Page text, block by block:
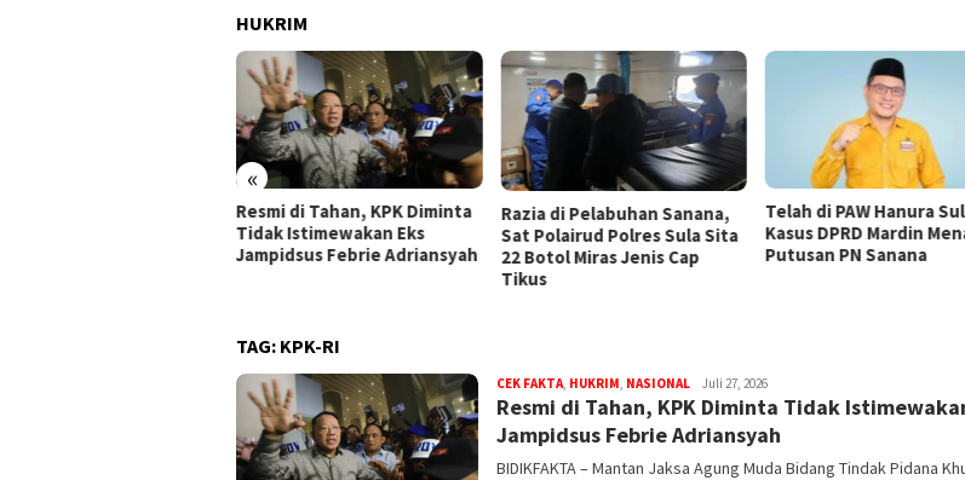
HUKRIM
«
Razia di Pelabuhan Sanana,
Sat Polairud Polres Sula Sita
22 Botol Miras Jenis Cap
Telah di PAW Hanura Sula,
Kasus DPRD Mardin Menanti
Putusan PN Sanana
Jamwas Kejagung:
Hukum Eks Jampidsus
Adriansyah Masih Saksi
TAG: KPK-RI
CEK FAKTA HUKRIM NASIONAL bidikfakta.id
Juli 27, 2026
Resmi di Tahan, KPK Diminta Tidak
Jampidsus Febrie Adriansyah
BIDIKFAKTA – Mantan Jaksa Agung Muda Bidang Tindak Pidana